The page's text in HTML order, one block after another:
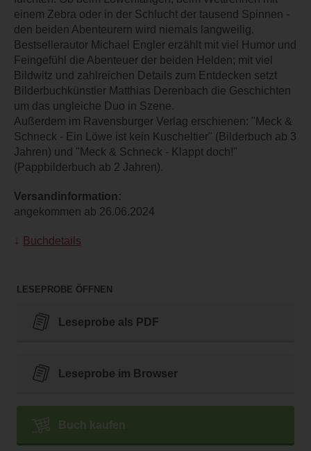
einem Zebra oder in der Schlucht der tausend Spinnen -
den beiden Abenteurern wird niemals langweilig.
Bestsellerautor Michael Engler erzählt mit viel Humor und
Feingefühl die Abenteuer der beiden Helden; mit viel
Bildwitz und zahlreichen Details zum Entdecken setzt
Bilderbuchkünstler Matthias Derenbach die Geschichten
um das ungleiche Duo in Szene.
Außerdem im Ravensburger Verlag erschienen: "Meck &
Schneck - Ein Löwe ist kein Kuscheltier" (Bilderbuch ab 3
Jahren) und "Meck & Schneck - Klappt doch!"
(Pappbilderbuch ab 2 Jahren).
Versandinformation:
angekommen ab 26.06.2024
Buchdetails
LESEPROBE ÖFFNEN
Leseprobe als PDF
Leseprobe im Browser
Buch kaufen